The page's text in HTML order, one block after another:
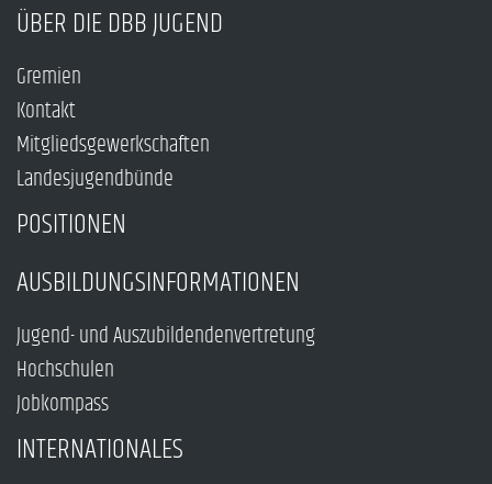
ÜBER DIE DBB JUGEND
Gremien
Kontakt
Mitgliedsgewerkschaften
Landesjugendbünde
POSITIONEN
AUSBILDUNGSINFORMATIONEN
Jugend- und Auszubildendenvertretung
Hochschulen
Jobkompass
INTERNATIONALES